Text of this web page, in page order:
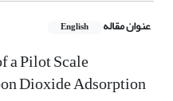
عنوان مقاله English
a Pilot Scale
Dioxide Adsorption